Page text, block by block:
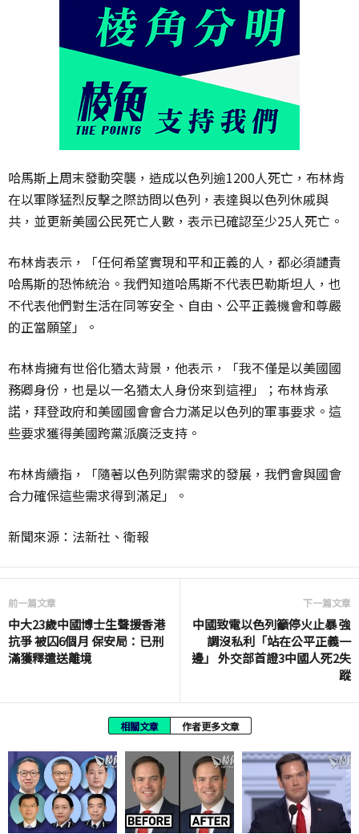
哈馬斯上周末發動突襲，造成以色列逾1200人死亡，布林肯
在以軍隊猛烈反擊之際訪問以色列，表達與以色列休戚與
共，並更新美國公民死亡人數，表示已確認至少25人死亡。
布林肯表示，「任何希望實現和平和正義的人，都必須譴責
哈馬斯的恐怖統治。我們知道哈馬斯不代表巴勒斯坦人，也
不代表他們對生活在同等安全、自由、公平正義機會和尊嚴
的正當願望」。
布林肯擁有世俗化猶太背景，他表示，「我不僅是以美國國
務卿身份，也是以一名猶太人身份來到這裡」；布林肯承
諾，拜登政府和美國國會會合力滿足以色列的軍事要求。這
些要求獲得美國跨黨派廣泛支持。
布林肯續指，「隨著以色列防禦需求的發展，我們會與國會
合力確保這些需求得到滿足」。
新聞來源：法新社、衛報
前一篇文章
中大23歲中國博士生聲援香港
抗爭 被囚6個月 保安局：已刑
滿獲釋遣送離境
下一篇文章
中國致電以色列籲停火止暴 強
調沒私利「站在公平正義一
邊」 外交部首證3中國人死2失
蹤
相關文章 作者更多文章